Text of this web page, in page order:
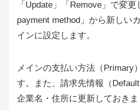
「Update」「Remove」で変
payment method」から新しい
インに設定します。
メインの支払い方法（Primary
す。また、請求先情報（
企業名・住所に更新しておきま